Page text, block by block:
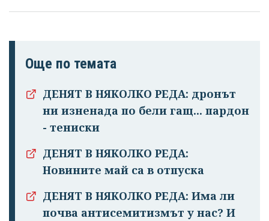
Още по темата
ДЕНЯТ В НЯКОЛКО РЕДА: дронът
ни изненада по бели гащ... пардон
- тениски
ДЕНЯТ В НЯКОЛКО РЕДА:
Новините май са в отпуска
ДЕНЯТ В НЯКОЛКО РЕДА: Има ли
почва антисемитизмът у нас? И